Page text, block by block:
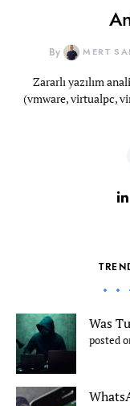
By MERT
Zararlı yazılım
(vmware, virtualpc,
Was
posted